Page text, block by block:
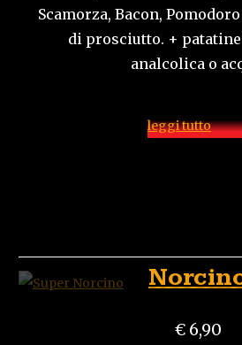
Scamorza, Bacon,
di prosciutto. +
analcolica o
leggi tutto
€ 6,90